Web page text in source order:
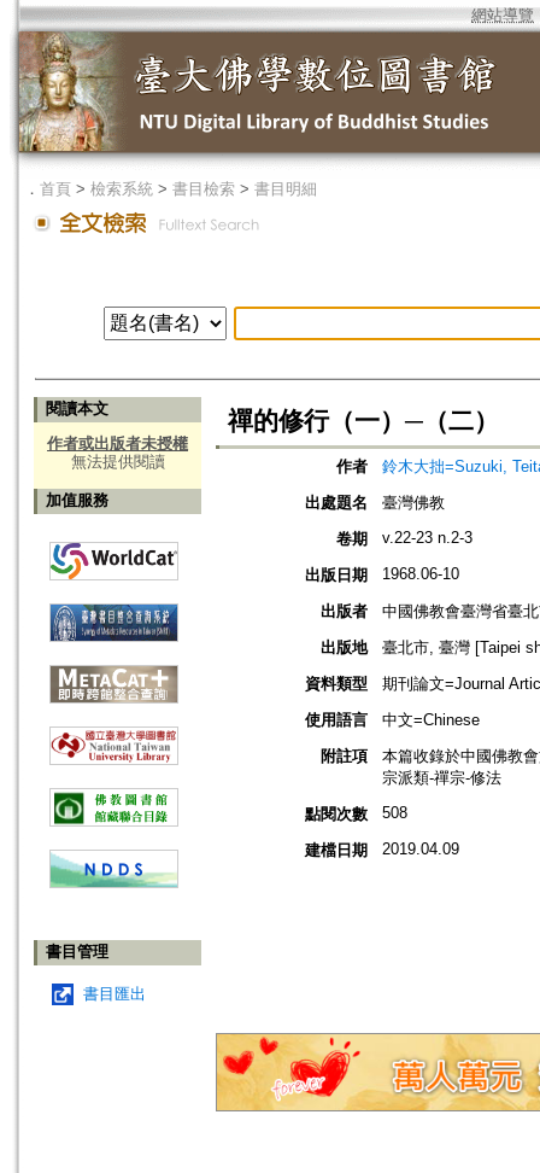
網站導覽
． 首頁 > 檢索系統 > 書目檢索 > 書目明細
閱讀本文
作者或出版者未授權
無法提供閱讀
加值服務
書目管理
書目匯出
禪的修行（一）─（二）
作者
鈴木大拙=Suzuki,
出處題名
臺灣佛教
卷期
v.22-23 n.2-3
出版日期 1968.06-10
出版者
中國佛教會臺灣省臺
出版地
臺北市, 臺灣 [Taipei
資料類型
期刊論文=Journal
使用語言
中文=Chinese
附註項
本篇收錄於中國佛教
宗派類-禪宗-修法
點閱次數
508
建檔日期 2019.04.09